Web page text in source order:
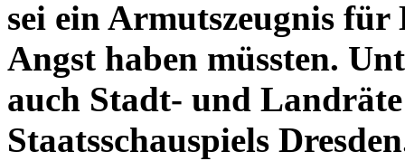
sei ein Armutszeugnis für
Angst haben müssten.
auch Stadt- und
Staatsschauspiels